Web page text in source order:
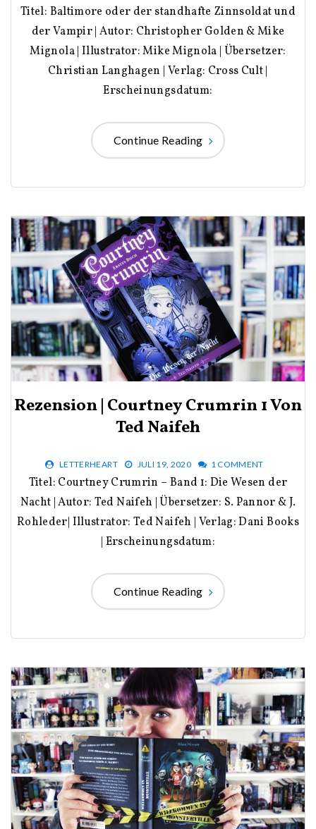
Titel: Baltimore oder der standhafte Zinnsoldat und
der Vampir | Autor: Christopher Golden & Mike
Mignola | Illustrator: Mike Mignola | Übersetzer:
Christian Langhagen | Verlag: Cross Cult |
Erscheinungsdatum:
Continue Reading
Rezension | Courtney Crumrin 1 Von
Ted Naifeh
LETTERHEART JULI 19, 2020 1 COMMENT
Titel: Courtney Crumrin – Band 1: Die Wesen der
Nacht | Autor: Ted Naifeh | Übersetzer: S. Pannor & J.
Rohleder| Illustrator: Ted Naifeh | Verlag: Dani Books
| Erscheinungsdatum:
Continue Reading